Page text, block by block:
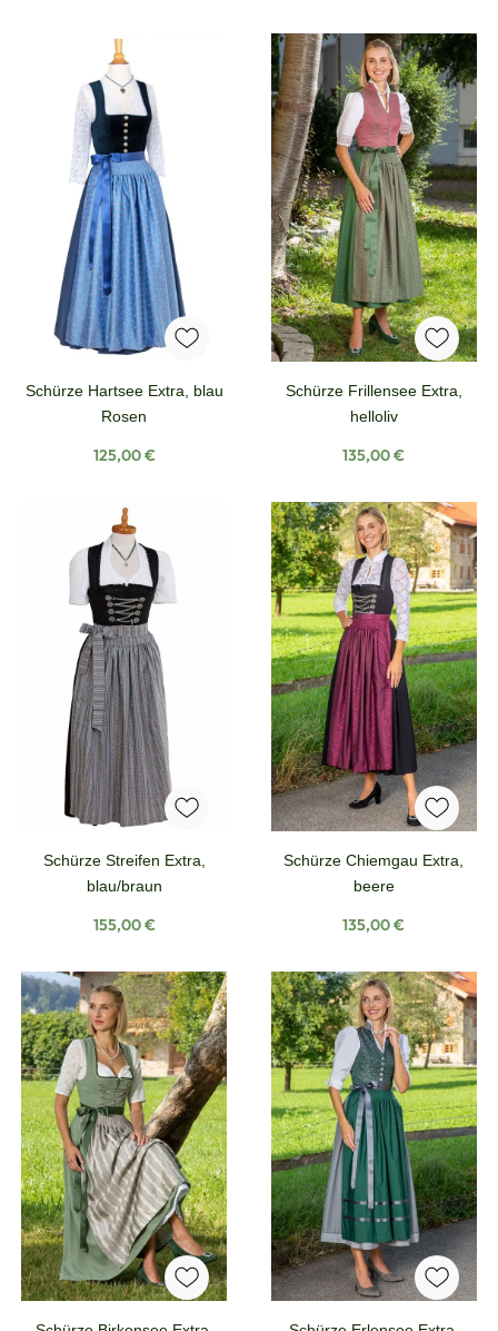
Schürze Hartsee Extra, blau
Rosen
Regulärer Preis:
125,00 €
Schürze Frillensee Extra,
helloliv
Regulärer Preis:
135,00 €
Schürze Streifen Extra,
blau/braun
Regulärer Preis:
155,00 €
Schürze Chiemgau Extra,
beere
Regulärer Preis:
135,00 €